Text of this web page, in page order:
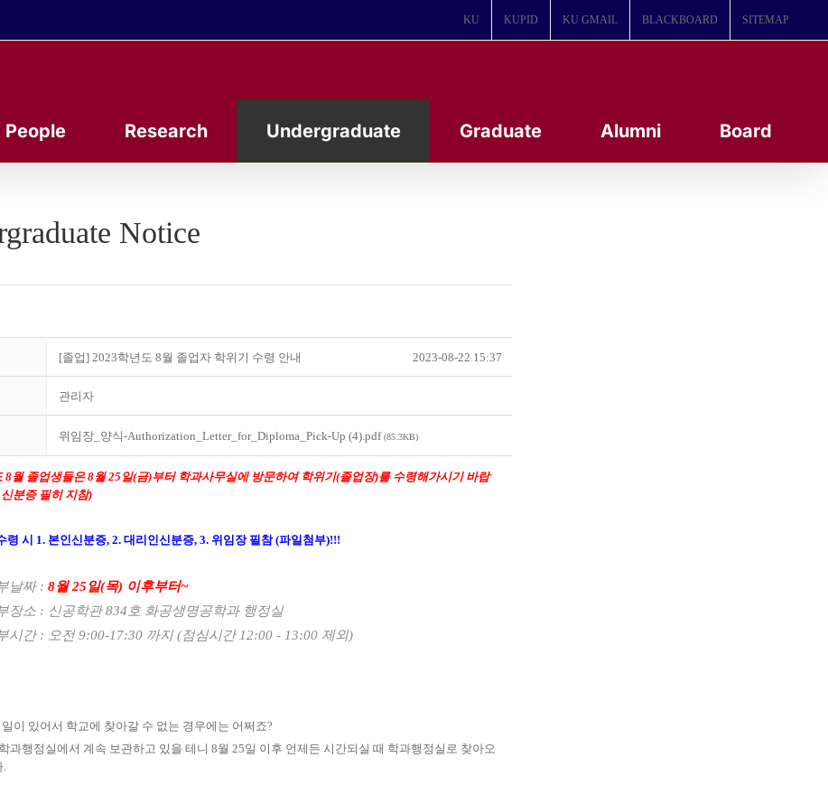
KU KUPID KU GMAIL BLACKBOARD SITEMAP
People Research Undergraduate Graduate Alumni Board
Notice
[졸업] 2023학년도 8월 졸업자 학위기 수령 안내 2023-08-22 15:37
관리자
위임장_양식-Authorization_Letter_for_Diploma_Pick-Up (4).pdf(85.3KB)
8월 졸업생들은8월25 일(금)부터 학과사무실에 방문하여 학위기(졸업장)를 수령해가시기 바랍
분증 필히 지참)
령 시 1. 본인신분증, 2. 대리인신분증, 3. 위임장 필참(파일첨부)!!!
날짜 : 8월25 일(목) 이후부터~
장소 : 신공학관834 호 화공생명공학과 행정실
시간 : 오전9:00-17:30 까지(점심시간 12:00 - 13:00 제외)
일이 있어서 학교에 찾아갈 수 없는 경우에는 어쩌죠?
과행정실에서 계속 보관하고 있을 테니 8월 25일 이후 언제든 시간되실 때 학과행정실로 찾아오
.